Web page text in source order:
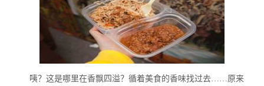
咦？这是哪里在香飘四溢？循着美食的香味找过去……原来